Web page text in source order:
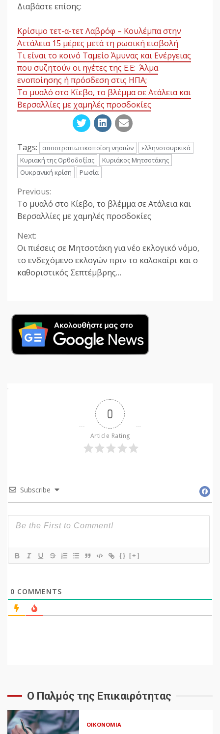
Διαβάστε επίσης:
Κρίσιμο τετ-α-τετ Λαβρόφ – Κουλέμπα στην
Αττάλεια 15 μέρες μετά τη ρωσική εισβολή
Τι είναι το κοινό Ταμείο Άμυνας και Ενέργειας
που συζητούν οι ηγέτες της Ε.Ε: Άλμα
ενοποίησης ή πρόσδεση στις ΗΠΑ;
Το μυαλό στο Κίεβο, το βλέμμα σε Ατάλεια και
Βερσαλλίες με χαμηλές προσδοκίες
Tags: αποστρατιωτικοποίση νησιών
ελληνοτουρκικά
Κυριακή της Ορθοδοξίας
Κυριάκος Μητσοτάκης
Ουκρανική κρίση
Ρωσία
Continue
Reading
Previous:
Το μυαλό στο Κίεβο, το βλέμμα σε Ατάλεια και
Βερσαλλίες με χαμηλές προσδοκίες
Next:
Οι πιέσεις σε Μητσοτάκη για νέο εκλογικό νόμο,
το ενδεχόμενο εκλογών πριν το καλοκαίρι και ο
καθοριστικός Σεπτέμβρης…
0
Article Rating
Subscribe
{} [+]
0 COMMENTS
Ο Παλμός της Επικαιρότητας
ΟΙΚΟΝΟΜΊΑ